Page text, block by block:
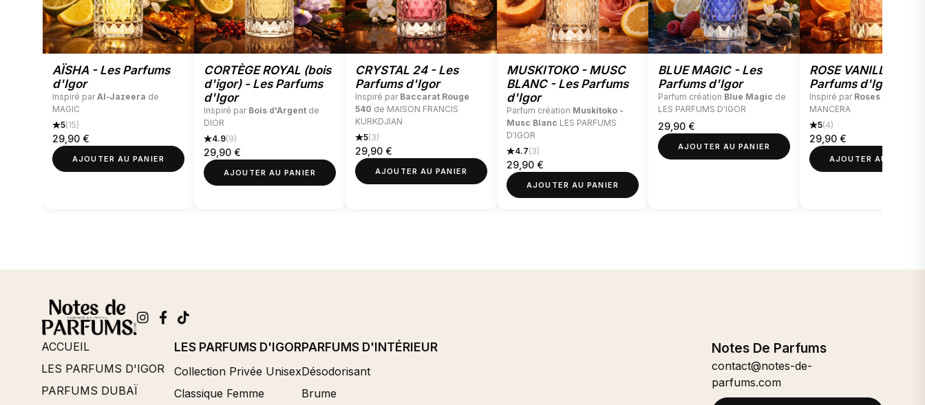
AÏSHA - Les Parfums
d'Igor
Inspiré parAl-Jazeera de
MAGIC
5(15)
29,90 €
AJOUTER AU PANIER
CORTÈGE ROYAL (bois
d'igor) - Les Parfums
d'Igor
Inspiré par Bois d'Argent de
DIOR
4.9(9)
29,90 €
AJOUTER AU PANIER
CRYSTAL 24 - Les
Parfums d'Igor
Inspiré par Baccarat Rouge
540 de MAISON FRANCIS
KURKDJIAN
5(3)
29,90 €
AJOUTER AU PANIER
MUSKITOKO - MUSC
BLANC - Les Parfums
d'Igor
Parfum création Muskitoko -
Musc Blanc LES PARFUMS
D'IGOR
4.7(3)
29,90 €
AJOUTER AU PANIER
BLUE MAGIC - Les
Parfums d'Igor
Parfum création Blue Magic de
LES PARFUMS D'IGOR
29,90 €
AJOUTER AU PANIER
ROSE VANILLE - Les
Parfums d'Igor
Inspiré par Roses Vanille
MANCERA
5(4)
29,90 €
AJOUTER AU PANIER
ACCUEIL
LES PARFUMS D'IGOR
PARFUMS DUBAÏ
LES PARFUMS D'IGOR
Collection Privée Unisex
Classique Femme
PARFUMS D'INTÉRIEUR
Désodorisant
Brume
Notes De Parfums
contact@notes-de-
parfums.com